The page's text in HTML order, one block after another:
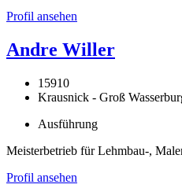
Profil ansehen
Andre Willer
15910
Krausnick - Groß
Ausführung
Meisterbetrieb für Lehmbau-,
Profil ansehen